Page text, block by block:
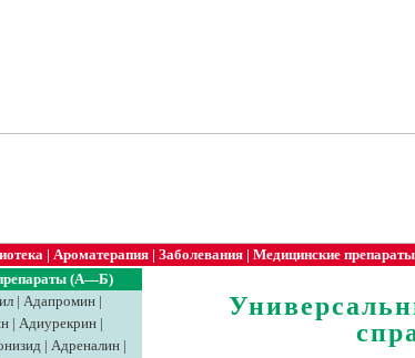
| Ароматерапия | Заболевания | Медицинские препараты
(А—Б)
| Адапромин |
| Адиурекрин |
| Адреналин |